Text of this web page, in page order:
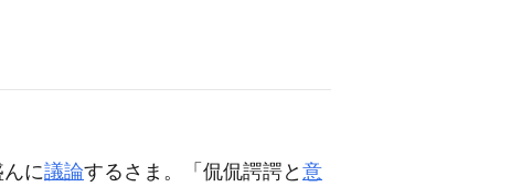
に議論するさま。「 侃侃諤諤と 意